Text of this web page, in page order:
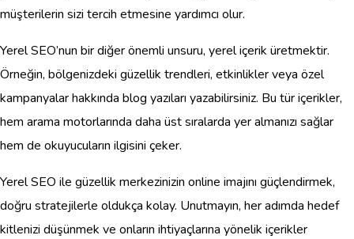
müşterilerin sizi tercih etmesine yardımcı olur.
Yerel SEO’nun bir diğer önemli unsuru, yerel içerik üretmektir.
Örneğin, bölgenizdeki güzellik trendleri, etkinlikler veya özel
kampanyalar hakkında blog yazıları yazabilirsiniz. Bu tür içerikler,
hem arama motorlarında daha üst sıralarda yer almanızı sağlar
hem de okuyucuların ilgisini çeker.
Yerel SEO ile güzellik merkezinizin online imajını güçlendirmek,
doğru stratejilerle oldukça kolay. Unutmayın, her adımda hedef
kitlenizi düşünmek ve onların ihtiyaçlarına yönelik içerikler